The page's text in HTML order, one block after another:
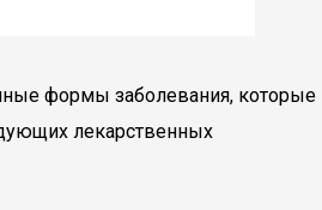
формы заболевания, которые
лекарственных